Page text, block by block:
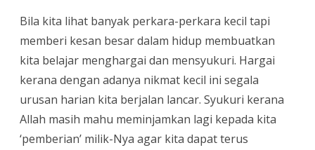
Bila kita lihat banyak perkara-perkara kecil tapi
memberi kesan besar dalam hidup membuatkan
kita belajar menghargai dan mensyukuri. Hargai
kerana dengan adanya nikmat kecil ini segala
urusan harian kita berjalan lancar. Syukuri kerana
Allah masih mahu meminjamkan lagi kepada kita
‘pemberian’ milik-Nya agar kita dapat terus